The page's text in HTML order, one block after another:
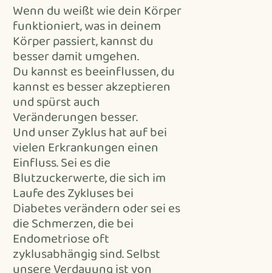
Wenn du weißt wie dein Körper
funktioniert, was in deinem
Körper passiert, kannst du
besser damit umgehen.
Du kannst es beeinflussen, du
kannst es besser akzeptieren
und spürst auch
Veränderungen besser.
Und unser Zyklus hat auf bei
vielen Erkrankungen einen
Einfluss. Sei es die
Blutzuckerwerte, die sich im
Laufe des Zykluses bei
Diabetes verändern oder sei es
die Schmerzen, die bei
Endometriose oft
zyklusabhängig sind. Selbst